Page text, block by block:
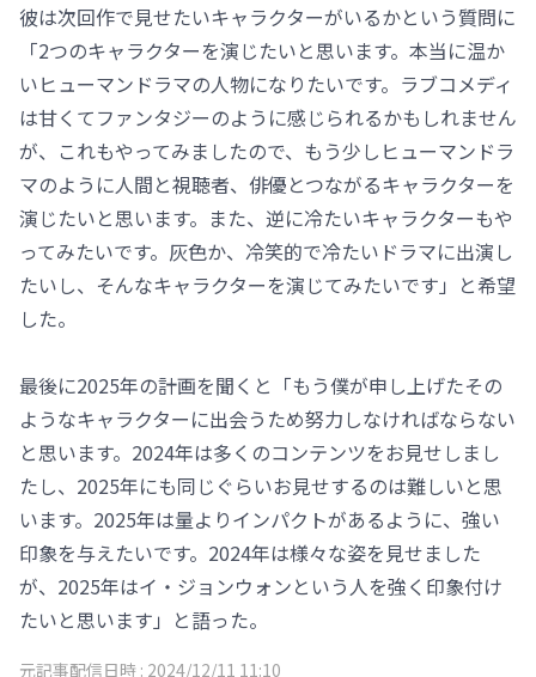
彼は次回作で見せたいキャラクターがいるかという質問に
「2つのキャラクターを演じたいと思います。本当に温か
いヒューマンドラマの人物になりたいです。ラブコメディ
は甘くてファンタジーのように感じられるかもしれません
が、これもやってみましたので、もう少しヒューマンドラ
マのように人間と視聴者、俳優とつながるキャラクターを
演じたいと思います。また、逆に冷たいキャラクターもや
ってみたいです。灰色か、冷笑的で冷たいドラマに出演し
たいし、そんなキャラクターを演じてみたいです」と希望
した。
最後に2025年の計画を聞くと「もう僕が申し上げたその
ようなキャラクターに出会うため努力しなければならない
と思います。2024年は多くのコンテンツをお見せしまし
たし、2025年にも同じぐらいお見せするのは難しいと思
います。2025年は量よりインパクトがあるように、強い
印象を与えたいです。2024年は様々な姿を見せました
が、2025年はイ・ジョンウォンという人を強く印象付け
たいと思います」と語った。
元記事配信日時 : 2024/12/11 11:10